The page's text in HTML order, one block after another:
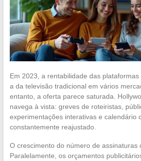
Em 2023, a rentabilidade das
a da televisão tradicional em vários
entanto, a oferta parece saturada.
navega à vista: greves de roteiristas,
experimentações interativas e calendário
constantemente reajustado.
O crescimento do número de assinaturas
Paralelamente, os orçamentos